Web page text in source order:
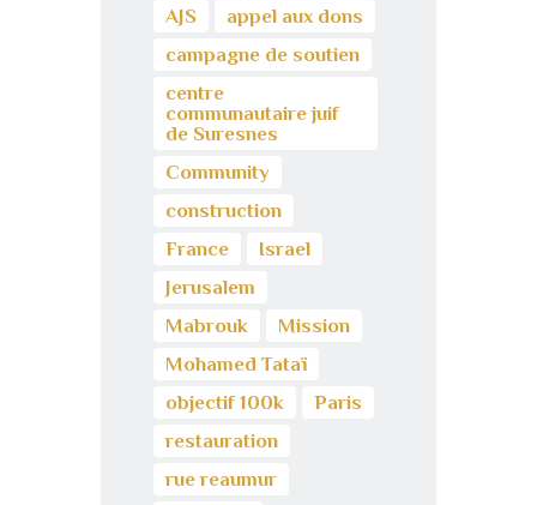
AJS
appel aux dons
campagne de soutien
centre
communautaire juif
de Suresnes
Community
construction
France
Israel
Jerusalem
Mabrouk
Mission
Mohamed Tataï
objectif 100k
Paris
restauration
rue reaumur